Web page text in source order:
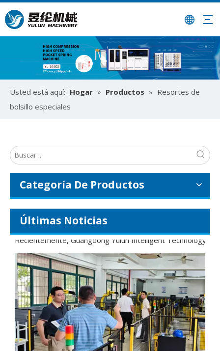
Usted está aquí: Hogar » Productos » Resortes de
bolsillo especiales
Categoría De Productos
Últimas Noticias
¿Cómo utilizar la máquina ensambladora de resortes ensacados para colchones?
Optimice la producción de colchones con máquinas
Recientemente, Guangdong Yulun Intelligent Technology